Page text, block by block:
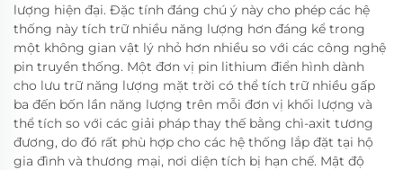
lượng hiện đại. Đặc tính đáng chú ý này cho phép các hệ
thống này tích trữ nhiều năng lượng hơn đáng kể trong
một không gian vật lý nhỏ hơn nhiều so với các công nghệ
pin truyền thống. Một đơn vị pin lithium điển hình dành
cho lưu trữ năng lượng mặt trời có thể tích trữ nhiều gấp
ba đến bốn lần năng lượng trên mỗi đơn vị khối lượng và
thể tích so với các giải pháp thay thế bằng chì-axit tương
đương, do đó rất phù hợp cho các hệ thống lắp đặt tại hộ
gia đình và thương mại, nơi diện tích bị hạn chế. Mật độ